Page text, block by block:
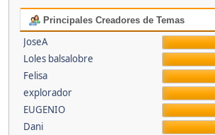
Principales Creadores de Temas
JoseA
Loles balsalobre
Felisa
explorador
EUGENIO
Dani